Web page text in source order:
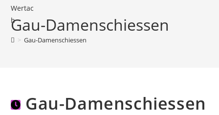
Gau-Damenschiessen
> Gau-Damenschiessen
Gau-Damenschiessen